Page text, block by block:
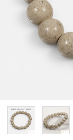
願い事から選ぶ
シリーズから選ぶ
支払方法について
プライバシーポリシー